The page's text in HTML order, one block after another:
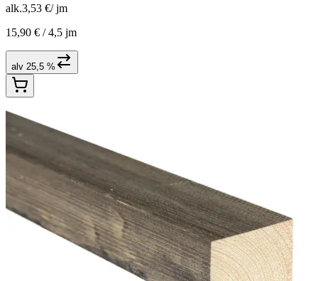
alk.3,53 €/ jm
15,90 € /4,5 jm
alv 25,5 %